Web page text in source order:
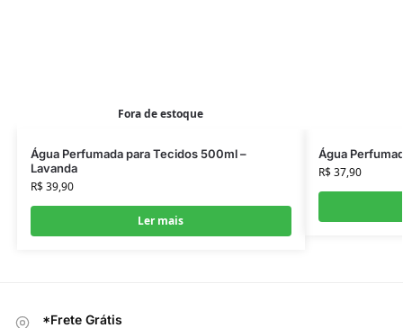
Fora de estoque
Água Perfumada para Tecidos 500ml –
Lavanda
R$39,90
Ler mais
Água
R$37,90
*Frete Grátis